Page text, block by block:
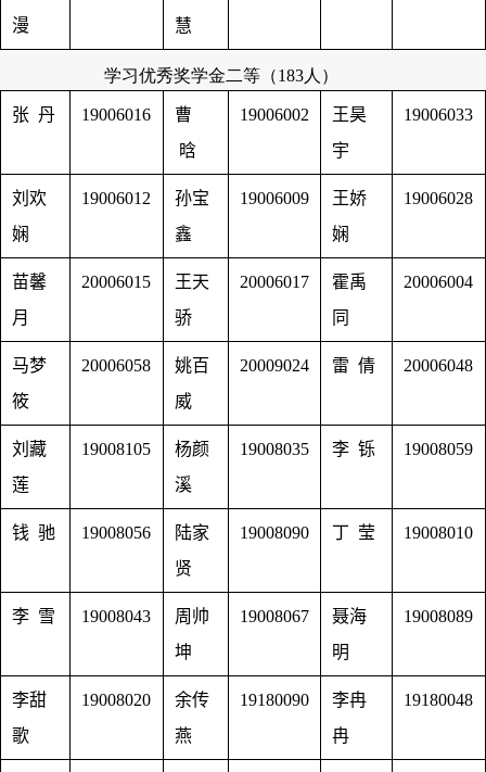
漫
慧
学习优秀奖学金二等（183人）
张 丹 19006016
曹
晗
19006002
王昊
宇
19006033
刘欢
娴
19006012
孙宝
鑫
19006009
王娇
娴
19006028
苗馨
月
20006015
王天
骄
20006017
霍禹
同
20006004
马梦
筱
20006058
姚百
威
20009024 雷 倩 20006048
刘藏
莲
19008105
杨颜
溪
19008035 李 铄 19008059
钱 驰 19008056
陆家
贤
19008090 丁 莹 19008010
李 雪 19008043
周帅
坤
19008067
聂海
明
19008089
李甜
歌
19008020
余传
燕
19180090
李冉
冉
19180048